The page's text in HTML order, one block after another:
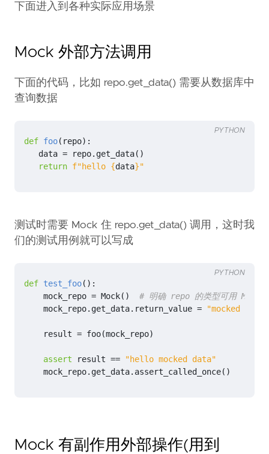
下面进入到各种实际应用场景
Mock 外部方法调用
下面的代码，比如 repo.get_data() 需要从数据库中
查询数据
def foo( repo):
data = repo. get_data()
return f"hello {data}"
PYTHON
测试时需要 Mock 住 repo.get_data() 调用，这时我
们的测试用例就可以写成
def test_foo():
mock_repo = Mock()
# 明确 repo 的类型可用
mock_repo. get_data. return_value = "mocked data"
result = foo(mock_repo)
assert result ==
"hello mocked data"
mock_repo. get_data. assert_called_once()
PYTHON
Mock 有副作用外部操作(用到